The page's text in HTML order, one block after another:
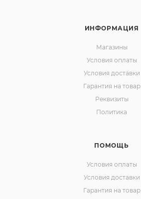
ИНФОРМАЦИЯ
Магазины
Условия оплаты
Условия доставки
Гарантия на товар
Реквизиты
Политика
ПОМОЩЬ
Условия оплаты
Условия доставки
Гарантия на товар